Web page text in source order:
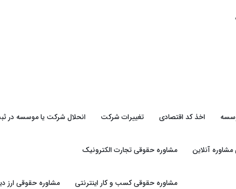
اخذ کد اقتصادی تغییرات شرکت انحلال شرکت یا موسسه در
مشاوره آنلاین مشاوره حقوقی تجارت الکترونیک
مشاوره حقوقی کسب و کار اینترنتی مشاوره حقوقی ارز